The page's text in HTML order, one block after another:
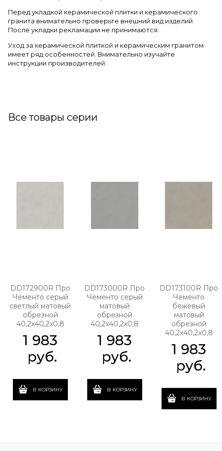
Перед укладкой керамической плитки и керамического
гранита внимательно проверьте внешний вид изделий.
После укладки рекламации не принимаются.
Уход за керамической плиткой и керамическим гранитом
имеет ряд особенностей. Внимательно изучайте
инструкции производителей.
Все товары серии
DD172900R Про
Чементо серый
светлый матовый
обрезной
40,2x40,2x0,8
1 983
руб.
В КОРЗИНУ
DD173000R Про
Чементо серый
матовый
обрезной
40,2x40,2x0,8
1 983
руб.
В КОРЗИНУ
DD173100R Про
Чементо
бежевый
матовый
обрезной
40,2x40,2x0,8
1 983
руб.
В КОРЗИНУ